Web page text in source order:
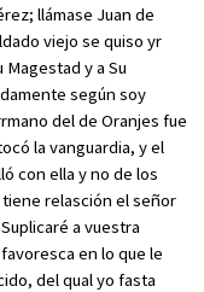
llámase Juan de
viejo se quiso yr
y a Su
según soy
del de Oranjes fue
la vanguardia, y el
con ella y no de los
relasción el señor
a vuestra
en lo que le
del qual yo fasta